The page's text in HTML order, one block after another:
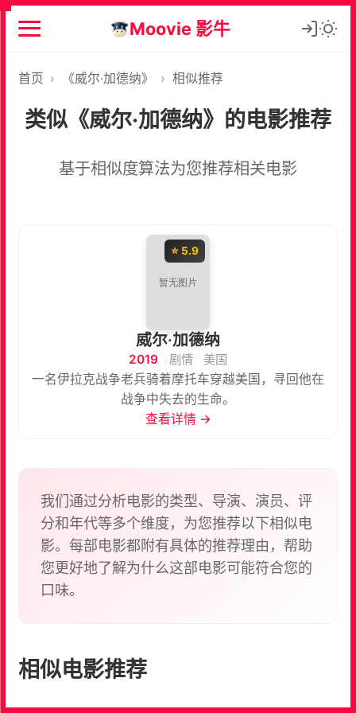
Moovie 影牛
首页 › 《威尔·加德纳》 › 相似推荐
类似《威尔·加德纳》的电影推荐
基于相似度算法为您推荐相关电影
⭐ 5.9
威尔·加德纳
2019 剧情
美国
一名伊拉克战争老兵骑着摩托车穿越美国，寻回他在
战争中失去的生命。
查看详情 →
我们通过分析电影的类型、导演、演员、评
分和年代等多个维度，为您推荐以下相似电
影。每部电影都附有具体的推荐理由，帮助
您更好地了解为什么这部电影可能符合您的
口味。
相似电影推荐